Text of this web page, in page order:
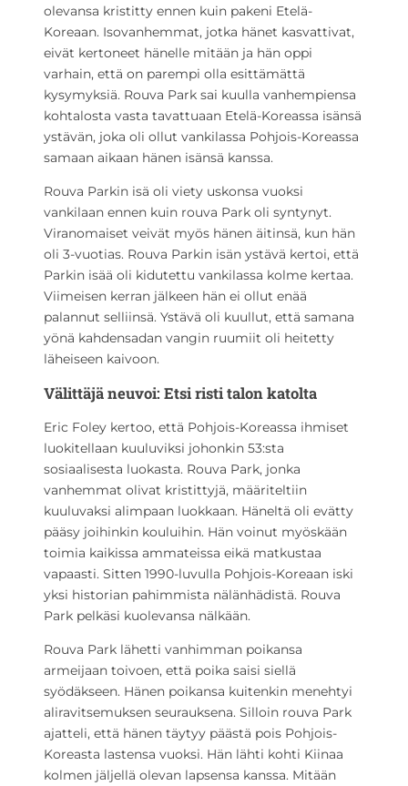
olevansa kristitty ennen kuin pakeni Etelä-
Koreaan. Isovanhemmat, jotka hänet kasvattivat,
eivät kertoneet hänelle mitään ja hän oppi
varhain, että on parempi olla esittämättä
kysymyksiä. Rouva Park sai kuulla vanhempiensa
kohtalosta vasta tavattuaan Etelä-Koreassa isänsä
ystävän, joka oli ollut vankilassa Pohjois-Koreassa
samaan aikaan hänen isänsä kanssa.
Rouva Parkin isä oli viety uskonsa vuoksi
vankilaan ennen kuin rouva Park oli syntynyt.
Viranomaiset veivät myös hänen äitinsä, kun hän
oli 3-vuotias. Rouva Parkin isän ystävä kertoi, että
Parkin isää oli kidutettu vankilassa kolme kertaa.
Viimeisen kerran jälkeen hän ei ollut enää
palannut selliinsä. Ystävä oli kuullut, että samana
yönä kahdensadan vangin ruumiit oli heitetty
läheiseen kaivoon.
Välittäjä neuvoi: Etsi risti talon katolta
Eric Foley kertoo, että Pohjois-Koreassa ihmiset
luokitellaan kuuluviksi johonkin 53:sta
sosiaalisesta luokasta. Rouva Park, jonka
vanhemmat olivat kristittyjä, määriteltiin
kuuluvaksi alimpaan luokkaan. Häneltä oli evätty
pääsy joihinkin kouluihin. Hän voinut myöskään
toimia kaikissa ammateissa eikä matkustaa
vapaasti. Sitten 1990-luvulla Pohjois-Koreaan iski
yksi historian pahimmista nälänhädistä. Rouva
Park pelkäsi kuolevansa nälkään.
Rouva Park lähetti vanhimman poikansa
armeijaan toivoen, että poika saisi siellä
syödäkseen. Hänen poikansa kuitenkin menehtyi
aliravitsemuksen seurauksena. Silloin rouva Park
ajatteli, että hänen täytyy päästä pois Pohjois-
Koreasta lastensa vuoksi. Hän lähti kohti Kiinaa
kolmen jäljellä olevan lapsensa kanssa. Mitään